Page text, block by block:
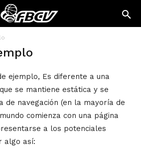
ejemplo, Es diferente a una
se mantiene estática y se
navegación (en la mayoría de
comienza con una página
a los potenciales
algo así: